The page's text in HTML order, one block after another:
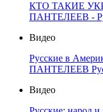
КТО ТАКИЕ
ПАНТЕЛЕЕВ -
Видео
Русские в
ПАНТЕЛЕЕВ
Видео